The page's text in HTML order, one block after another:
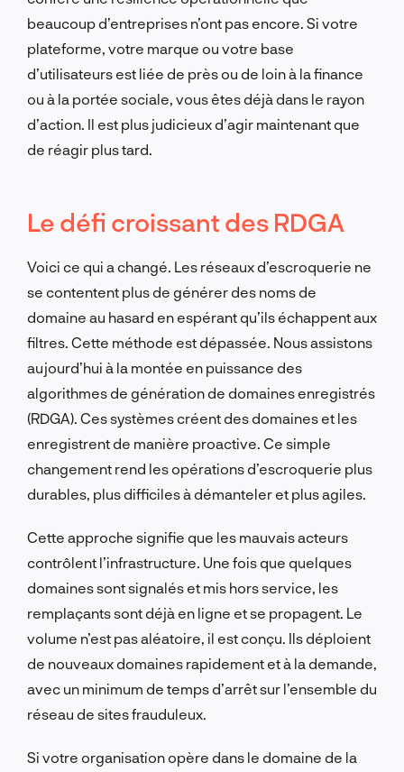
beaucoup d’entreprises n’ont pas encore. Si votre
plateforme, votre marque ou votre base
d’utilisateurs est liée de près ou de loin à la finance
ou à la portée sociale, vous êtes déjà dans le rayon
d’action. Il est plus judicieux d’agir maintenant que
de réagir plus tard.
Le défi croissant des RDGA
Voici ce qui a changé. Les réseaux d’escroquerie ne
se contentent plus de générer des noms de
domaine au hasard en espérant qu’ils échappent aux
filtres. Cette méthode est dépassée. Nous assistons
aujourd’hui à la montée en puissance des
algorithmes de génération de domaines enregistrés
(RDGA). Ces systèmes créent des domaines et les
enregistrent de manière proactive. Ce simple
changement rend les opérations d’escroquerie plus
durables, plus difficiles à démanteler et plus agiles.
Cette approche signifie que les mauvais acteurs
contrôlent l’infrastructure. Une fois que quelques
domaines sont signalés et mis hors service, les
remplaçants sont déjà en ligne et se propagent. Le
volume n’est pas aléatoire, il est conçu. Ils déploient
de nouveaux domaines rapidement et à la demande,
avec un minimum de temps d’arrêt sur l’ensemble du
réseau de sites frauduleux.
Si votre organisation opère dans le domaine de la